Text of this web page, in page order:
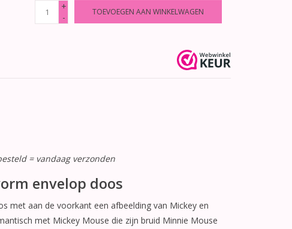
+
-
TOEVOEGEN AAN WINKELWAGEN
= vandaag verzonden
envelop doos
met aan de voorkant een afbeelding van Mickey en
met Mickey Mouse die zijn bruid Minnie Mouse